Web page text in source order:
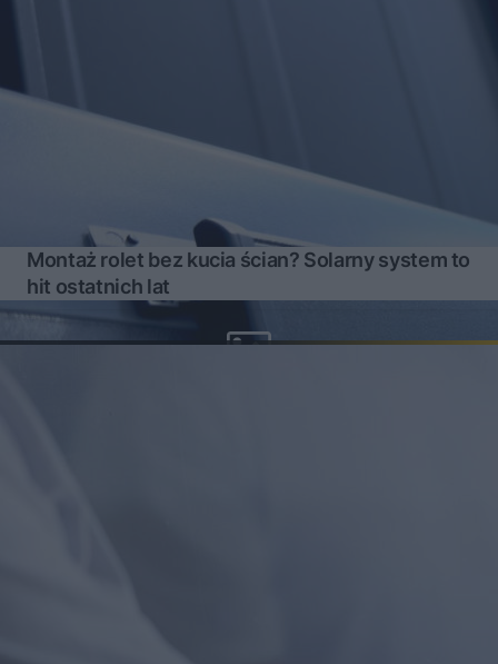
Montaż rolet bez kucia ścian? Solarny system to
hit ostatnich lat